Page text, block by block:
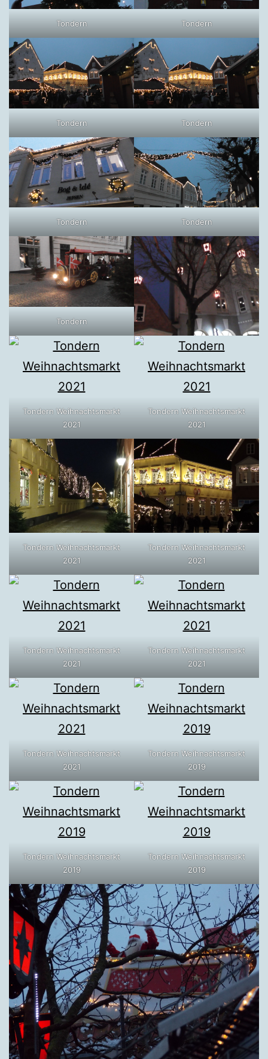
Tondern Tondern
Tondern Tondern
Tondern Tondern
Tondern
Tondern Weihnachtsmarkt
2021
Tondern Weihnachtsmarkt
2021
Tondern Weihnachtsmarkt
2021
Tondern Weihnachtsmarkt
2021
Tondern Weihnachtsmarkt
2021
Tondern Weihnachtsmarkt
2021
Tondern Weihnachtsmarkt
2021
Tondern Weihnachtsmarkt
2019
Tondern Weihnachtsmarkt
2019
Tondern Weihnachtsmarkt
2019